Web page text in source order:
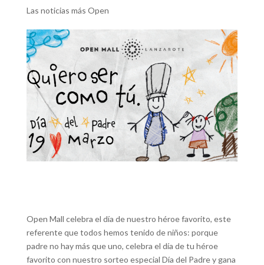
Las noticias más Open
Open Mall celebra el día de nuestro héroe favorito, este
referente que todos hemos tenido de niños: porque
padre no hay más que uno, celebra el día de tu héroe
favorito con nuestro sorteo especial Día del Padre y gana